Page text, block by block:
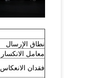
نطاق الإرسال
معامل الانكسار
فقدان الانعكاس